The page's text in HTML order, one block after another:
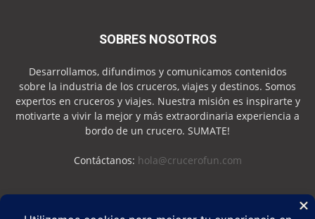
SOBRES NOSOTROS
Desarrollamos, difundimos y comunicamos contenidos
sobre la industria de los cruceros, viajes y destinos. Somos
expertos en cruceros y viajes. Nuestra misión es inspirarte y
motivarte a vivir la mejor y más extraordinaria experiencia a
bordo de un crucero. SUMATE!
Contáctanos: hola@crucerofun.com
SEGUINOS